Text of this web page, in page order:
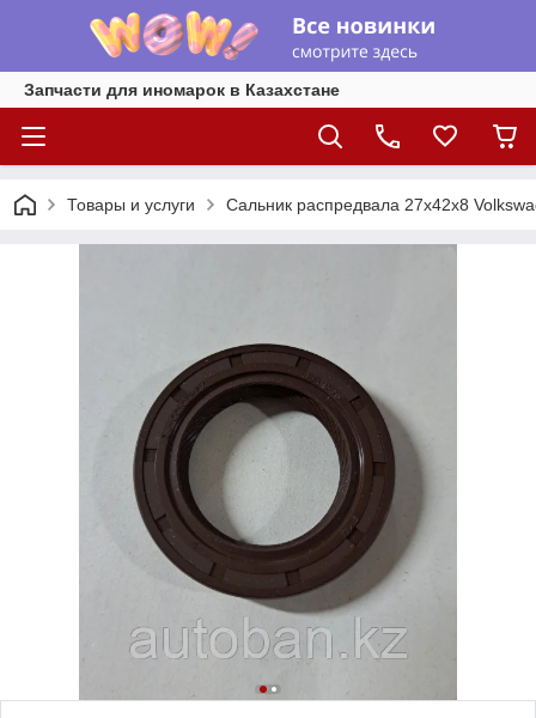
Запчасти для иномарок в Казахстане
Товары и услуги Сальник распредвала 27x42x8